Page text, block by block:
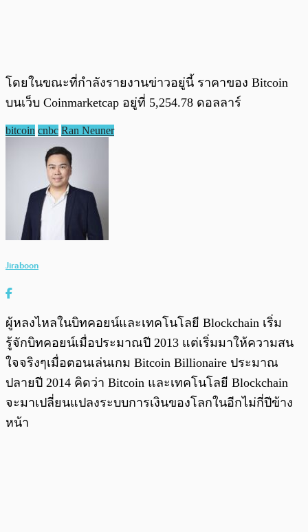
โดยในขณะที่กำลังรายงานข่าวอยู่นี้ ราคาของ Bitcoin
บนเว็บ Coinmarketcap อยู่ที่ 5,254.78 ดอลลาร์
bitcoin cnbc Ran Neuner
Jiraboon
ผู้หลงไหลในบิทคอยน์และเทคโนโลยี Blockchain เริ่ม
รู้จักบิทคอยน์เมื่อประมาณปี 2013 แต่เริ่มมาให้ความสน
ใจจริงๆเมื่อตอนเล่นเกม Bitcoin Billionaire ประมาณ
ปลายปี 2014 คิดว่า Bitcoin และเทคโนโลยี Blockchain
จะมาเปลี่ยนแปลงระบบการเงินของโลกในอีกไม่กี่ปีข้าง
หน้า